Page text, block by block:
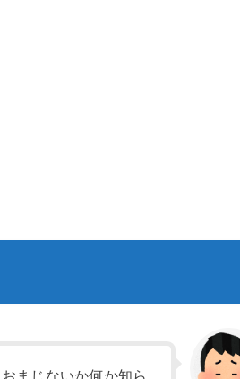
まじないか何か知ら